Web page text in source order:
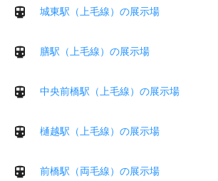
城東駅（上毛線）の展示場
膳駅（上毛線）の展示場
中央前橋駅（上毛線）の展示場
樋越駅（上毛線）の展示場
前橋駅（両毛線）の展示場